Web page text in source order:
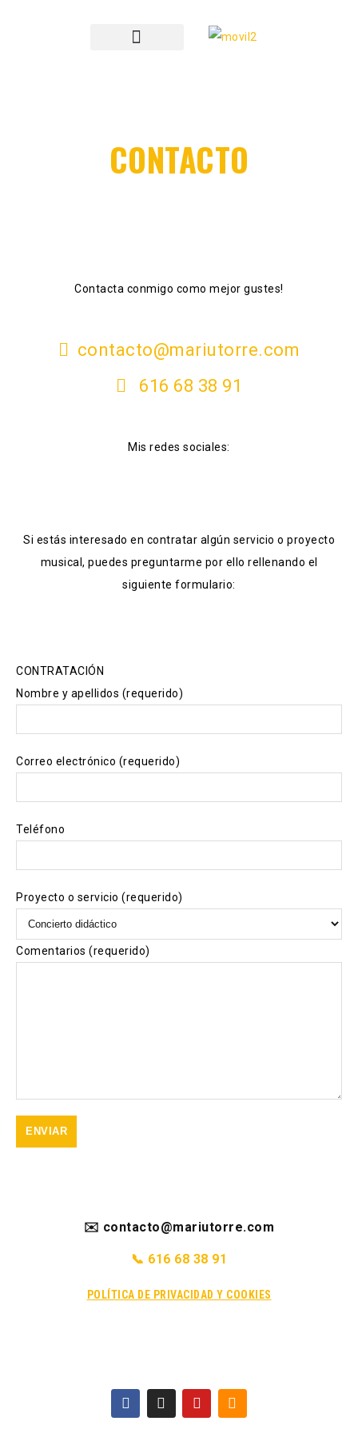
CONTACTO
Contacta conmigo como mejor gustes!
contacto@mariutorre.com
616 68 38 91
Mis redes sociales:
Si estás interesado en contratar algún servicio o proyecto
musical, puedes preguntarme por ello rellenando el
siguiente formulario:
CONTRATACIÓN
Nombre y apellidos (requerido)
Correo electrónico (requerido)
Teléfono
Proyecto o servicio (requerido)
Comentarios (requerido)
✉️ contacto@mariutorre.com
📞 616 68 38 91
POLÍTICA DE PRIVACIDAD Y COOKIES